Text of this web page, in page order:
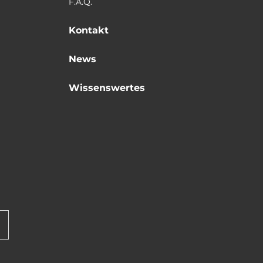
Kontakt
News
Wissenswertes